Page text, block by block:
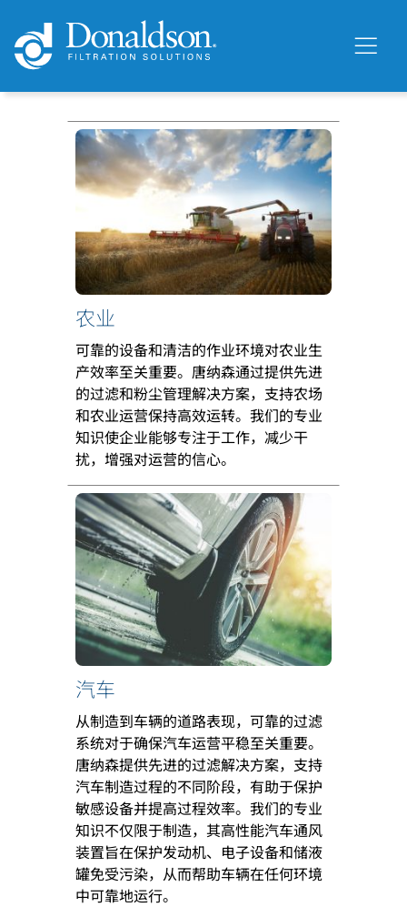
农业
可靠的设备和清洁的作业环境对农业生
产效率至关重要。唐纳森通过提供先进
的过滤和粉尘管理解决方案，支持农场
和农业运营保持高效运转。我们的专业
知识使企业能够专注于工作，减少干
扰，增强对运营的信心。
汽车
从制造到车辆的道路表现，可靠的过滤
系统对于确保汽车运营平稳至关重要。
唐纳森提供先进的过滤解决方案，支持
汽车制造过程的不同阶段，有助于保护
敏感设备并提高过程效率。我们的专业
知识不仅限于制造，其高性能汽车通风
装置旨在保护发动机、电子设备和储液
罐免受污染，从而帮助车辆在任何环境
中可靠地运行。